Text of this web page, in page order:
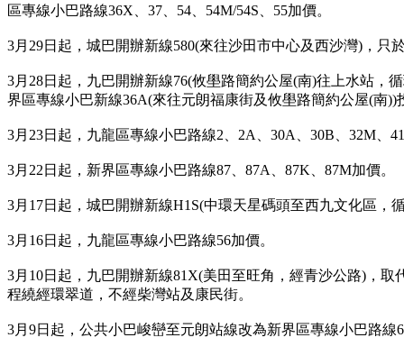
區專線小巴路線36X、37、54、54M/54S、55加價。
3月29日起，城巴開辦新線580(來往沙田市中心及西沙灣)，只
3月28日起，九巴開辦新線76(攸壆路簡約公屋(南)往上水站，
界區專線小巴新線36A(來往元朗福康街及攸壆路簡約公屋(南))
3月23日起，九龍區專線小巴路線2、2A、30A、30B、32M、
3月22日起，新界區專線小巴路線87、87A、87K、87M加價。
3月17日起，城巴開辦新線H1S(中環天星碼頭至西九文化區，
3月16日起，九龍區專線小巴路線56加價。
3月10日起，九巴開辦新線81X(美田至旺角，經青沙公路)，
程繞經環翠道，不經柴灣站及康民街。
3月9日起，公共小巴峻巒至元朗站線改為新界區專線小巴路線